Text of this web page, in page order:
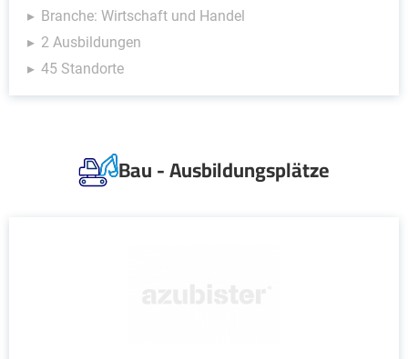
Branche: Wirtschaft und Handel
2 Ausbildungen
45 Standorte
Bau - Ausbildungsplätze